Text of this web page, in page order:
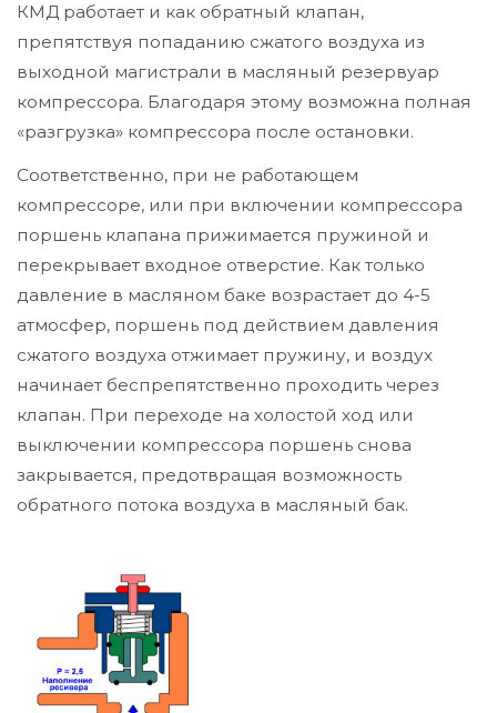
КМД работает и как обратный клапан,
препятствуя попаданию сжатого воздуха из
выходной магистрали в масляный резервуар
компрессора. Благодаря этому возможна полная
«разгрузка» компрессора после остановки.
Соответственно, при не работающем
компрессоре, или при включении компрессора
поршень клапана прижимается пружиной и
перекрывает входное отверстие. Как только
давление в масляном баке возрастает до 4-5
атмосфер, поршень под действием давления
сжатого воздуха отжимает пружину, и воздух
начинает беспрепятственно проходить через
клапан. При переходе на холостой ход или
выключении компрессора поршень снова
закрывается, предотвращая возможность
обратного потока воздуха в масляный бак.